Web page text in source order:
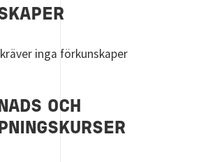
inga förkunskaper
OCH